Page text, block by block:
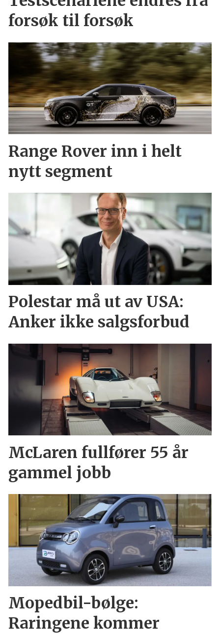
forsøk til forsøk
Range Rover inn i helt
nytt segment
Polestar må ut av USA:
Anker ikke salgsforbud
McLaren fullfører 55 år
gammel jobb
Mopedbil-bølge:
Raringene kommer